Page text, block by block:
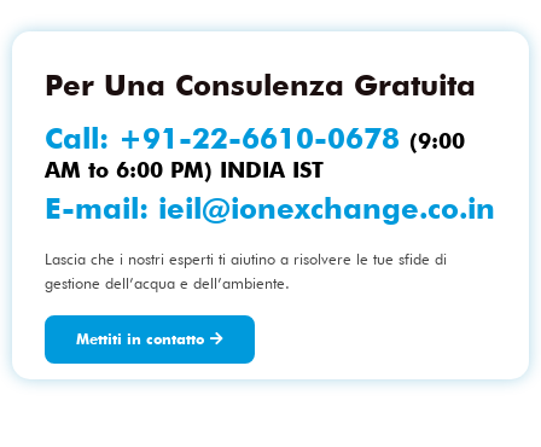
Per Una Consulenza Gratuita
Call: +91-22-6610-0678 (9:00
AM to 6:00 PM) INDIA IST
E-mail: ieil@ionexchange.co.in
Lascia che i nostri esperti ti aiutino a risolvere le tue sfide di
gestione dell’acqua e dell’ambiente.
Mettiti in contatto